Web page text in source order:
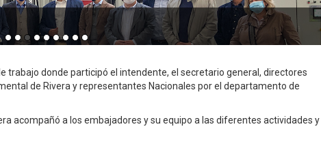
trabajo donde participó el intendente, el secretario general, directores
de Rivera y representantes Nacionales por el departamento de
acompañó a los embajadores y su equipo a las diferentes actividades y